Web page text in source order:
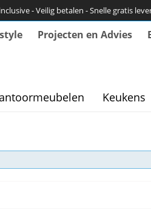
- Veilig betalen - Snelle gratis
Projecten en Advies
Keukens